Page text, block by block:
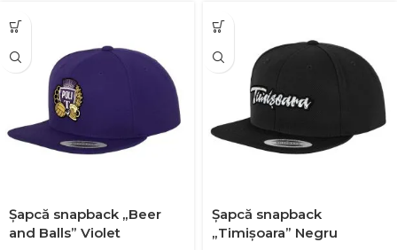
Şapcă snapback „Beer
and Balls” Violet
Şapcă snapback
„Timișoara” Negru